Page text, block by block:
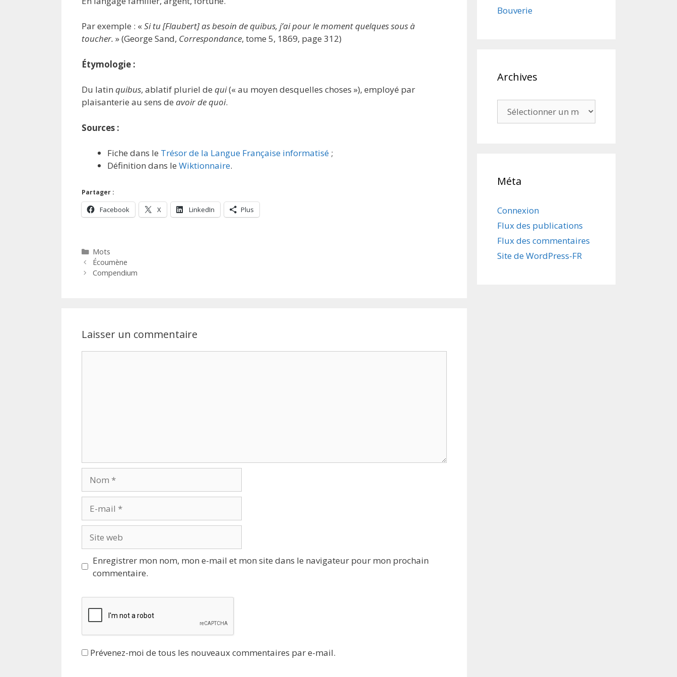
Par exemple : « Si tu [Flaubert] as besoin de quibus, j’ai pour le moment quelques sous à
toucher. » (George Sand, Correspondance, tome 5, 1869, page 312)
Étymologie :
Du latin quibus, ablatif pluriel de qui(« au moyen desquelles choses »), employé par
plaisanterie au sens de avoir de quoi.
Sources :
Fiche dans le Trésor de la Langue Française informatisé ;
Définition dans le Wiktionnaire.
Partager :
Facebook X LinkedIn Plus
Catégories
Mots
Écoumène
Compendium
Laisser un commentaire
mail
web
Enregistrer mon nom, mon e-mail et mon site dans le navigateur pour mon prochain
commentaire.
Prévenez-moi de tous les nouveaux commentaires par e-mail.
Bouverie
Archives
Méta
Connexion
Flux des publications
Flux des commentaires
Site de WordPress-FR